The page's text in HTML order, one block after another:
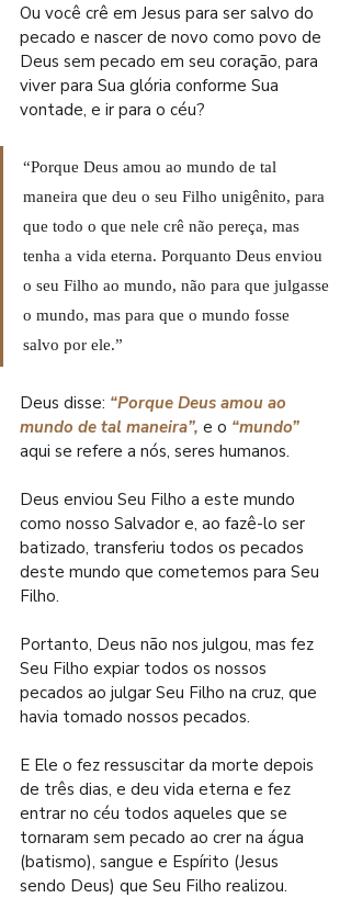
Ou você crê em Jesus para ser salvo do
pecado e nascer de novo como povo de
Deus sem pecado em seu coração, para
viver para Sua glória conforme Sua
vontade, e ir para o céu?
“Porque Deus amou ao mundo de tal
maneira que deu o seu Filho unigênito, para
que todo o que nele crê não pereça, mas
tenha a vida eterna. Porquanto Deus enviou
o seu Filho ao mundo, não para que julgasse
o mundo, mas para que o mundo fosse
salvo por ele.”
Deus disse: “Porque Deus amou ao
mundo de tal maneira”, e o “mundo”
aqui se refere a nós, seres humanos.
Deus enviou Seu Filho a este mundo
como nosso Salvador e, ao fazê-lo ser
batizado, transferiu todos os pecados
deste mundo que cometemos para Seu
Filho.
Portanto, Deus não nos julgou, mas fez
Seu Filho expiar todos os nossos
pecados ao julgar Seu Filho na cruz, que
havia tomado nossos pecados.
E Ele o fez ressuscitar da morte depois
de três dias, e deu vida eterna e fez
entrar no céu todos aqueles que se
tornaram sem pecado ao crer na água
(batismo), sangue e Espírito (Jesus
sendo Deus) que Seu Filho realizou.